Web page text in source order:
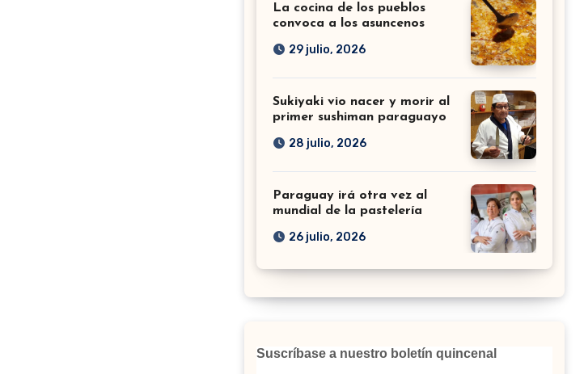
La cocina de los pueblos
convoca a los asuncenos
29 julio, 2026
Sukiyaki vio nacer y morir al
primer sushiman paraguayo
28 julio, 2026
Paraguay irá otra vez al
mundial de la pastelería
26 julio, 2026
Suscríbase a nuestro boletín quincenal